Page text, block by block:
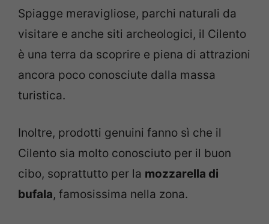
Spiagge meravigliose, parchi naturali da
visitare e anche siti archeologici, il Cilento
è una terra da scoprire e piena di attrazioni
ancora poco conosciute dalla massa
turistica.
Inoltre, prodotti genuini fanno sì che il
Cilento sia molto conosciuto per il buon
cibo, soprattutto per la mozzarella di
bufala, famosissima nella zona.